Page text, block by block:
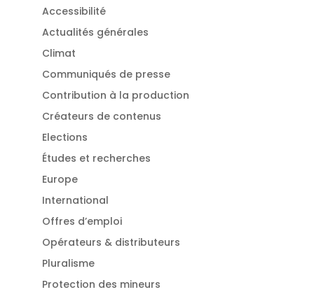
Accessibilité
Actualités générales
Climat
Communiqués de presse
Contribution à la production
Créateurs de contenus
Elections
Études et recherches
Europe
International
Offres d’emploi
Opérateurs & distributeurs
Pluralisme
Protection des mineurs